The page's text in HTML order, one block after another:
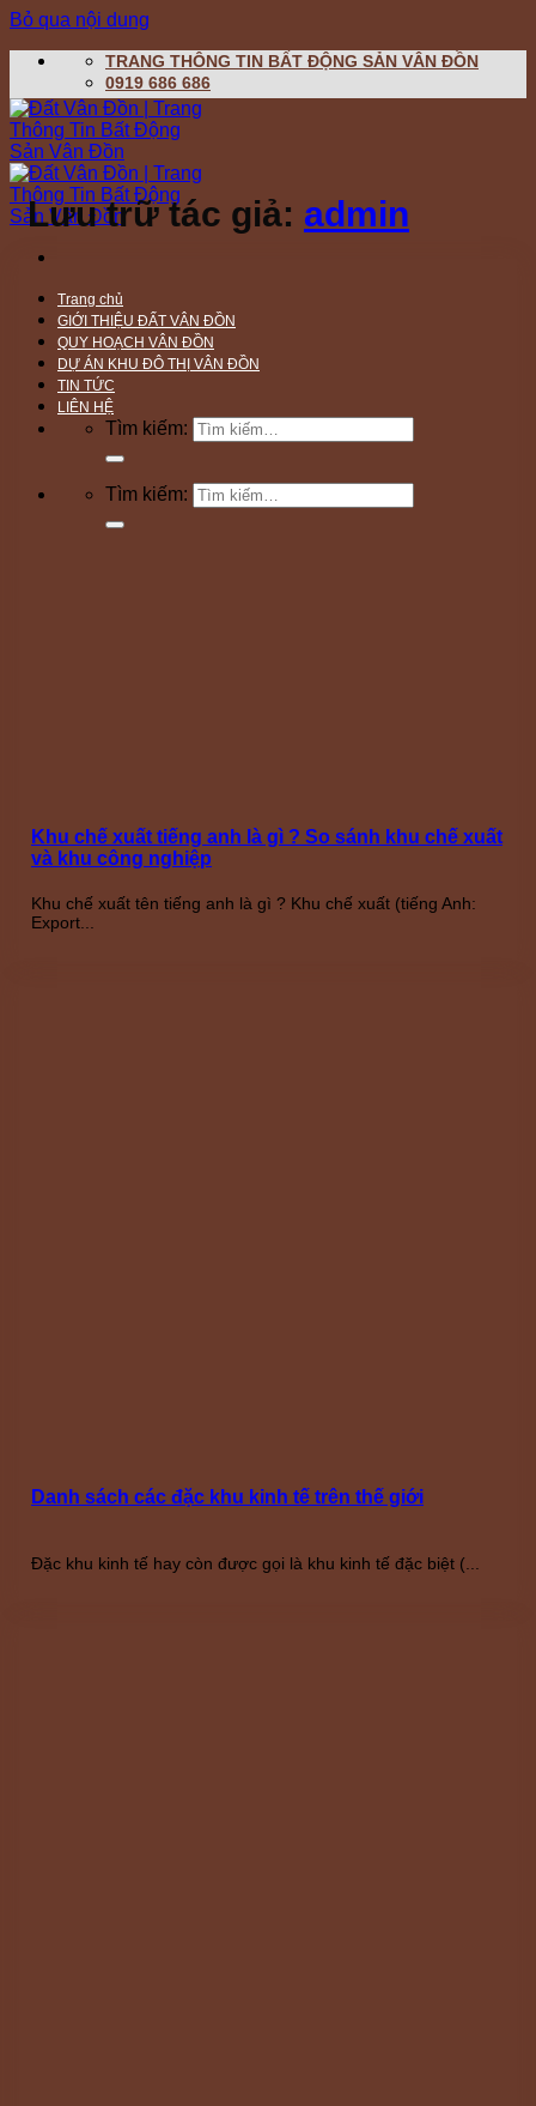
Bỏ qua nội dung
TRANG THÔNG TIN BẤT ĐỘNG SẢN VÂN ĐỒN
0919 686 686
Trang chủ
GIỚI THIỆU ĐẤT VÂN ĐỒN
QUY HOẠCH VÂN ĐỒN
DỰ ÁN KHU ĐÔ THỊ VÂN ĐỒN
TIN TỨC
LIÊN HỆ
Tìm kiếm:
Tìm kiếm:
Lưu trữ tác giả: admin
Khu chế xuất tiếng anh là gì ? So sánh khu chế xuất
và khu công nghiệp
Khu chế xuất tên tiếng anh là gì ? Khu chế xuất (tiếng Anh:
Export...
Danh sách các đặc khu kinh tế trên thế giới
Đặc khu kinh tế hay còn được gọi là khu kinh tế đặc biệt (...